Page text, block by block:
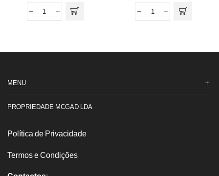
Quantidade
leitao
Quantidade
WC
MENU
PROPRIEDADE MCGAD LDA
Política de Privacidade
Termos e Condições